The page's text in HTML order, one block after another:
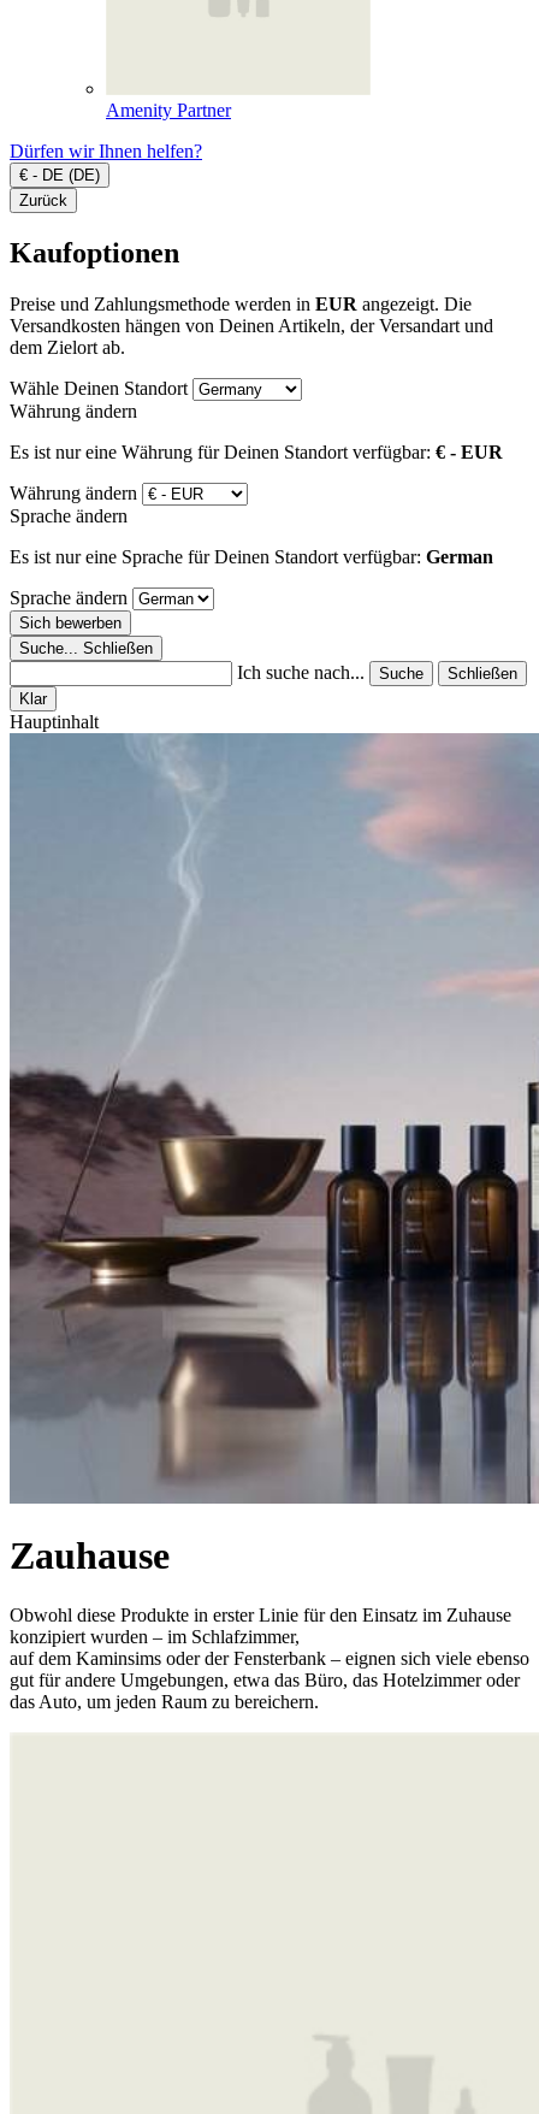
Amenity Partner
Dürfen wir Ihnen helfen?
€ - DE (DE)
Zurück
Kaufoptionen
Preise und Zahlungsmethode werden in EUR angezeigt. Die
Versandkosten hängen von Deinen Artikeln, der Versandart und
dem Zielort ab.
Wähle Deinen Standort
Währung ändern
Es ist nur eine Währung für Deinen Standort verfügbar: € - EUR
Währung ändern
Sprache ändern
Es ist nur eine Sprache für Deinen Standort verfügbar: German
Sprache ändern
Sich bewerben
Suche...
Schließen
Ich suche nach... Suche
Schließen
Klar
Hauptinhalt
Zauhause
Obwohl diese Produkte in erster Linie für den Einsatz im Zuhause
konzipiert wurden – im Schlafzimmer,
auf dem Kaminsims oder der Fensterbank – eignen sich viele ebenso
gut für andere Umgebungen, etwa das Büro, das Hotelzimmer oder
das Auto, um jeden Raum zu bereichern.